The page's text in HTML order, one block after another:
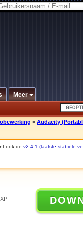
Meer
> Audacity
ook de v2.4.1 (laatste stabiele